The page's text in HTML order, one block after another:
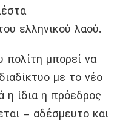
ελληνικού λαού.
πολίτη μπορεί να
με το νέο
η ίδια η πρόεδρος
– αδέσμευτο και